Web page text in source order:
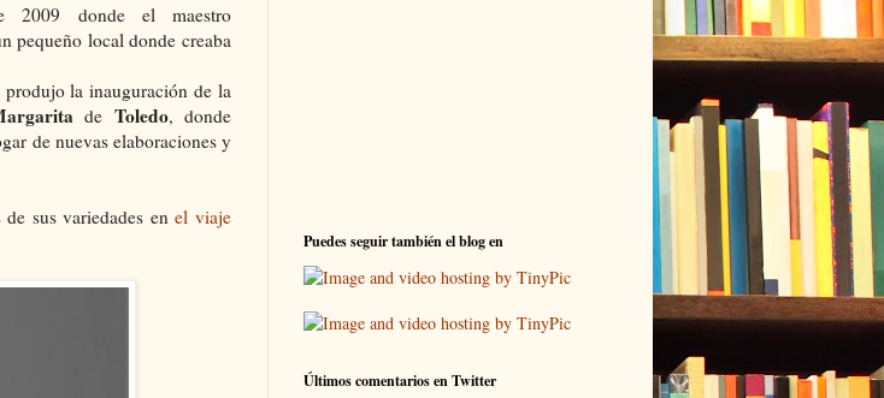
donde el maestro
pequeño local donde creaba
la inauguración de la
de Toledo, donde
de nuevas elaboraciones y
sus variedades enel viaje
Puedes seguir también el blog en
Últimos comentarios en Twitter